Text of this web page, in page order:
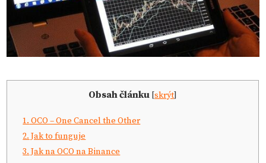
Obsah článku [skrýt]
1. OCO – One Cancel the Other
2. Jak to funguje
3. Jak na OCO na Binance